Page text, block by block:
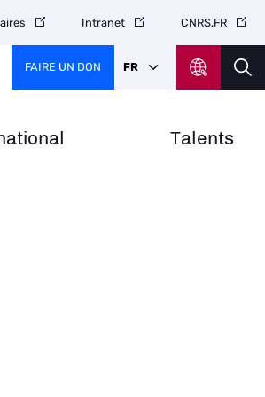
Talents
Intranet CNRS.FR
FAIRE UN DON FR